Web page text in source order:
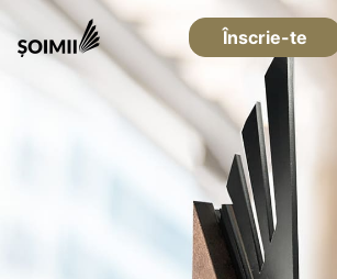
Înscrie-te